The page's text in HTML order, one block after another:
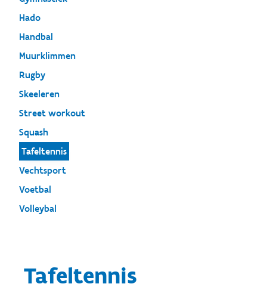
Hado
Handbal
Muurklimmen
Rugby
Skeeleren
Street workout
Squash
Tafeltennis
Vechtsport
Voetbal
Volleybal
Tafeltennis